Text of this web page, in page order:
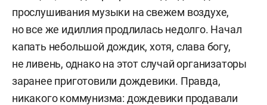
прослушивания музыки на свежем воздухе,
но все же идиллия продлилась недолго. Начал
капать небольшой дождик, хотя, слава богу,
не ливень, однако на этот случай организаторы
заранее приготовили дождевики. Правда,
никакого коммунизма: дождевики продавали